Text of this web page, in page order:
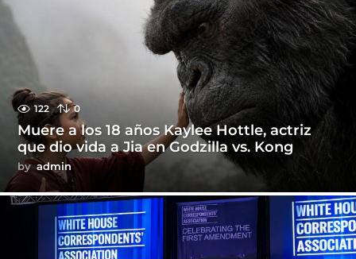
122 0
Muere a los 18 años Kaylee Hottle, actriz
que dio vida a Jia en Godzilla vs. Kong
by admin